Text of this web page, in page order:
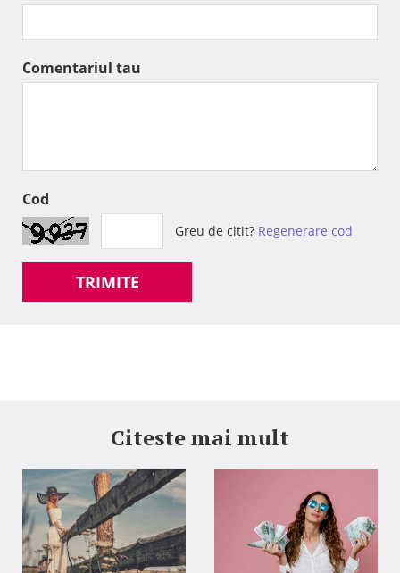
Comentariul tau
Cod
Greu de citit? Regenerare cod
TRIMITE
Citeste mai mult